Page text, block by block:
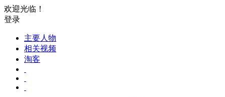
欢迎光临！
登录
主要人物
相关视频
淘客